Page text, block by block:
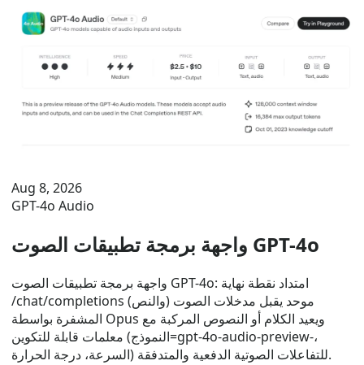
Aug 8, 2026
GPT-4o Audio
واجهة برمجة تطبيقات الصوت GPT-4o
واجهة برمجة تطبيقات الصوت GPT-4o: امتداد نقطة نهاية
/chat/completions موحد يقبل مدخلات الصوت (والنص)
المشفرة بواسطة Opus ويعيد الكلام أو النصوص المركبة مع
معلمات قابلة للتكوين (النموذج=gpt-4o-audio-preview-،
السرعة، درجة الحرارة) للتفاعلات الصوتية الدفعية والمتدفقة.